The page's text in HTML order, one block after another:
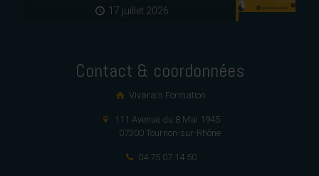
17 juillet 2026
Contact & coordonnées
Vivarais Formation
111 Avenue du 8 Mai 1945
07300 Tournon-sur-Rhône
04 75 07 14 50